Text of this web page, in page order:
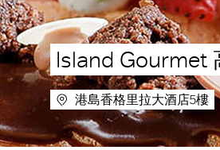
Island Gourmet
港島香格里拉大酒店5樓